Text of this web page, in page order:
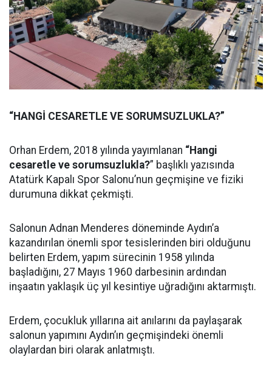
“HANGİ CESARETLE VE SORUMSUZLUKLA?”
Orhan Erdem, 2018 yılında yayımlanan “Hangi
cesaretle ve sorumsuzlukla?” başlıklı yazısında
Atatürk Kapalı Spor Salonu’nun geçmişine ve fiziki
durumuna dikkat çekmişti.
Salonun Adnan Menderes döneminde Aydın’a
kazandırılan önemli spor tesislerinden biri olduğunu
belirten Erdem, yapım sürecinin 1958 yılında
başladığını, 27 Mayıs 1960 darbesinin ardından
inşaatın yaklaşık üç yıl kesintiye uğradığını aktarmıştı.
Erdem, çocukluk yıllarına ait anılarını da paylaşarak
salonun yapımını Aydın’ın geçmişindeki önemli
olaylardan biri olarak anlatmıştı.